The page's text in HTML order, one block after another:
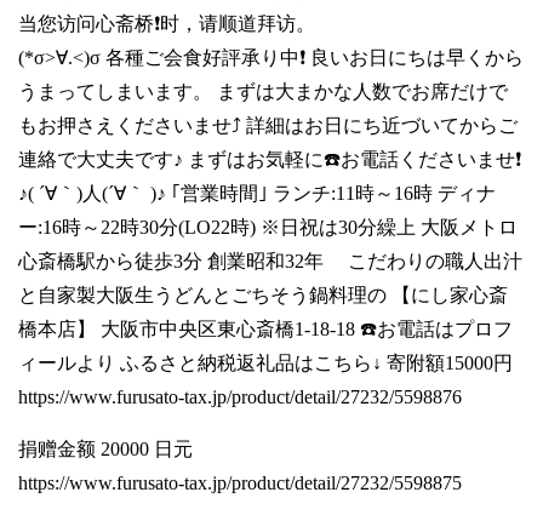
当您访问心斋桥❗时，请顺道拜访。
(*σ>∀.<)σ 各種ご会食好評承り中❗ 良いお日にちは早くから
うまってしまいます。 まずは大まかな人数でお席だけで
もお押さえくださいませ⤴️ 詳細はお日にち近づいてからご
連絡で大丈夫です♪ まずはお気軽に☎️お電話くださいませ❗
♪( ´∀｀)人(´∀｀ )♪ ｢営業時間｣ ランチ:11時～16時 ディナ
ー:16時～22時30分(LO22時) ※日祝は30分繰上 大阪メトロ
心斎橋駅から徒歩3分 創業昭和32年 こだわりの職人出汁
と自家製大阪生うどんとごちそう鍋料理の 【にし家心斎
橋本店】 大阪市中央区東心斎橋1-18-18 ☎️お電話はプロフ
ィールより ふるさと納税返礼品はこちら↓ 寄附額15000円
https://www.furusato-tax.jp/product/detail/27232/5598876
捐赠金额 20000 日元
https://www.furusato-tax.jp/product/detail/27232/5598875